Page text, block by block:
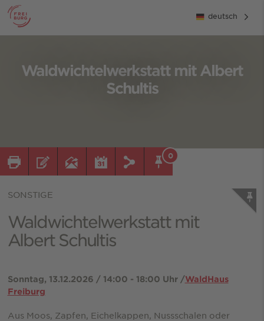
deutsch
Waldwichtelwerkstatt mit Albert
Schultis
0
SONSTIGE
Waldwichtelwerkstatt mit
Albert Schultis
Sonntag, 13.12.2026 / 14:00 - 18:00 Uhr /WaldHaus
Freiburg
Aus Moos, Zapfen, Eichelkappen, Nussschalen oder